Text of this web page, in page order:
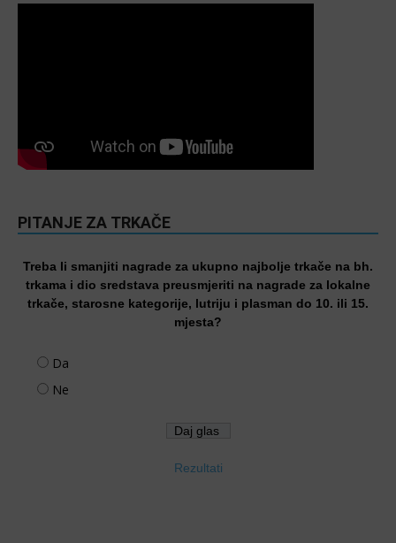
PITANJE ZA TRKAČE
Treba li smanjiti nagrade za ukupno najbolje trkače na bh.
trkama i dio sredstava preusmjeriti na nagrade za lokalne
trkače, starosne kategorije, lutriju i plasman do 10. ili 15.
mjesta?
Da
Ne
Rezultati